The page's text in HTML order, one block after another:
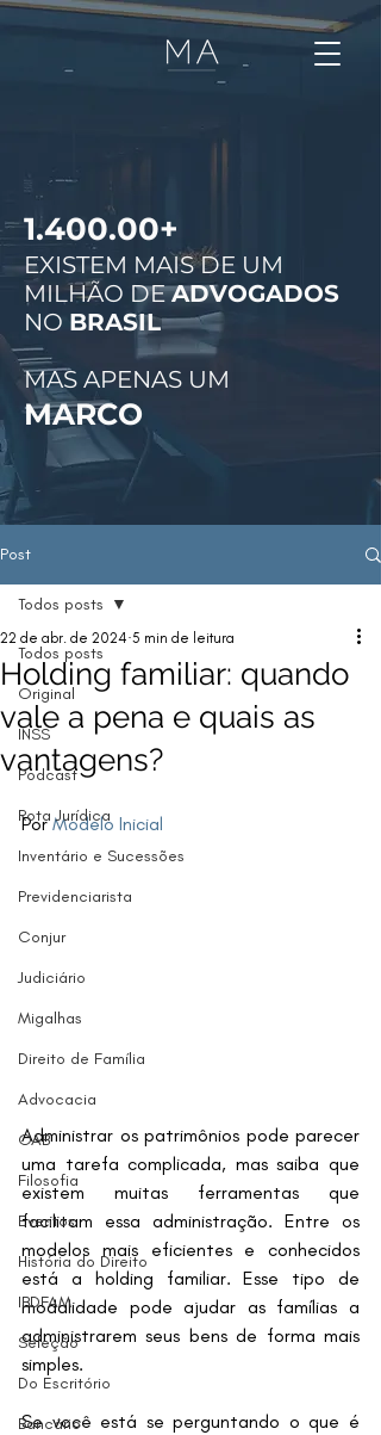
1.400.00+
EXISTEM MAIS DE UM
MILHÃO DEADVOGADOS
NO BRASIL
MAS APENAS UM
MARCO
Post
Todos posts
Original
INSS
Podcast
Rota Jurídica
Inventário e Sucessões
Previdenciarista
Conjur
Judiciário
Migalhas
Direito de Família
Advocacia
OAB
Filosofia
Eventos
História do Direito
IBDFAM
Seleção
Do Escritório
Bancário
Todos posts
Holding familiar: quando
vale a pena e quais as
vantagens?
22 de abr. de 2024 5 min de leitura
Por Modelo Inicial
Administrar os patrimônios pode parecer
uma tarefa complicada, mas saiba que
existem muitas ferramentas que
facilitam essa administração. Entre os
modelos mais eficientes e conhecidos
está a holding familiar. Esse tipo de
modalidade pode ajudar as famílias a
administrarem seus bens de forma mais
simples.
Se você está se perguntando o que é